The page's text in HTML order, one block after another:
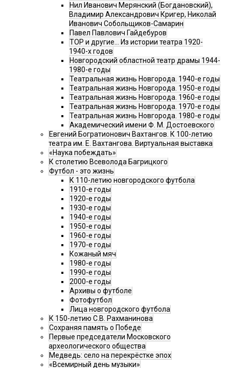
Нил Иванович Мерянский (Богдановский),
Владимир Александрович Кригер, Николай
Иванович Собольщиков-Самарин
Павел Павлович Гайдебуров
ТОР и другие… Из истории театра 1920-
1940-х годов
Новгородский областной театр драмы 1944-
1980-е годы
Театральная жизнь Новгорода. 1940-е годы
Театральная жизнь Новгорода. 1950-е годы
Театральная жизнь Новгорода. 1960-е годы
Театральная жизнь Новгорода. 1970-е годы
Театральная жизнь Новгорода. 1980-е годы
Академический имени Ф. М. Достоевского
Евгений Богратионович Вахтангов. К 100-летию
театра им. Е. Вахтангова. Виртуальная выставка
«Наука побеждать»
К столетию Всеволода Багрицкого
Футбол - это жизнь
К 110-летию новгородского футбола
1910-е годы
1920-е годы
1930-е годы
1940-е годы
1950-е годы
1960-е годы
1970-е годы
Кожаный мяч
1980-е годы
1990-е годы
2000-е годы
Архивы о футболе
Фотофутбол
Лица новгородского футбола
К 150-летию С.В. Рахманинова
Сохраняя память о Победе
Первые председатели Московского
археологического общества
Медведь: село на перекрёстке эпох
«Всемирный день музыки»